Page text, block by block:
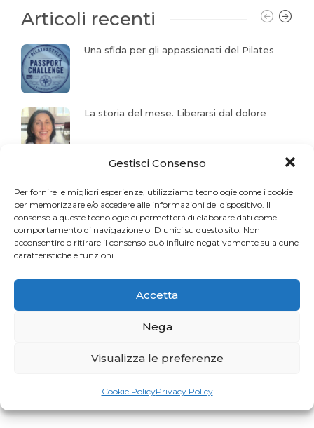
Gestisci Consenso
Per fornire le migliori esperienze, utilizziamo tecnologie come i cookie
per memorizzare e/o accedere alle informazioni del dispositivo. Il
consenso a queste tecnologie ci permetterà di elaborare dati come il
comportamento di navigazione o ID unici su questo sito. Non
acconsentire o ritirare il consenso può influire negativamente su alcune
caratteristiche e funzioni.
Accetta
Nega
Visualizza le preferenze
Cookie PolicyPrivacy Policy
Articoli recenti
Una sfida per gli appassionati del Pilates
La storia del mese. Liberarsi dal dolore
Gaia Faggiani Teacher of the Month
RiminiWellness cresce e anche il Pilates